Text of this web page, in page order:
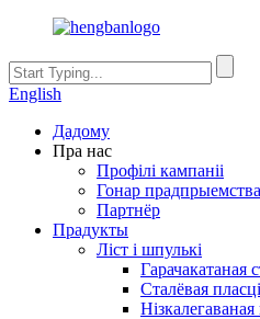
English
Дадому
Пра нас
Профілі кампаніі
Гонар прадпрыемства
Партнёр
Прадукты
Ліст і шпулькі
Гарачакатаная
Сталёвая
Нізкалегаваная